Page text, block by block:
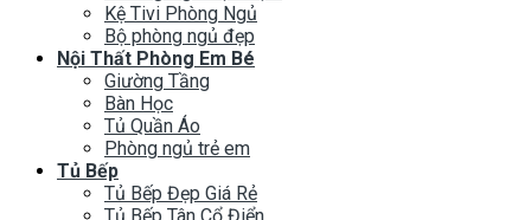
Kệ Tivi Phòng Ngủ
Bộ phòng ngủ đẹp
Nội Thất Phòng Em Bé
Giường Tầng
Bàn Học
Tủ Quần Áo
Phòng ngủ trẻ em
Tủ Bếp
Tủ Bếp Đẹp Giá Rẻ